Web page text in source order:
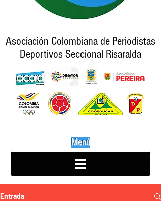
Asociación Colombiana de Periodistas
Deportivos Seccional Risaralda
Menú
Entrada